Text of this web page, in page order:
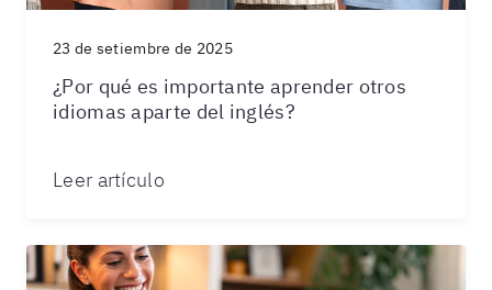
23 de setiembre de 2025
¿Por qué es importante aprender otros
idiomas aparte del inglés?
Leer artículo